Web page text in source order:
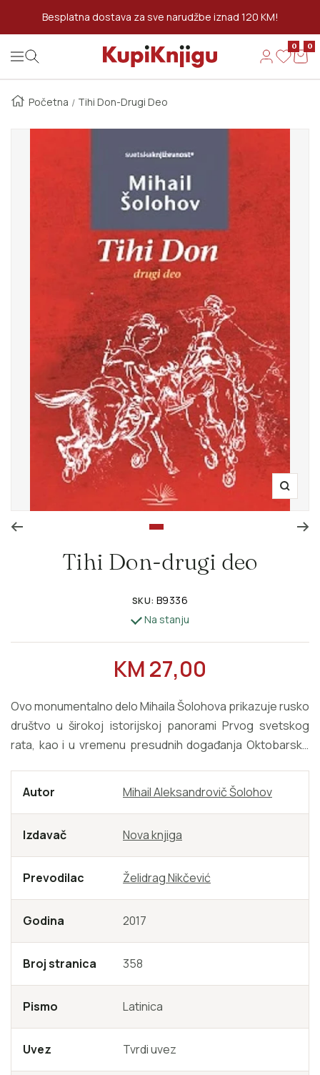
Preskoči Na Sadržaj
Besplatna dostava za sve narudžbe iznad 120 KM!
Navigation Kupi Knjigu 0 0
Početna Tihi Don-Drugi Deo
Zoom
Tihi Don-drugi deo
SKU: B9336
Na stanju
REDOVNA CIJENA
KM 27,00
Ovo monumentalno delo Mihaila Šolohova prikazuje rusko
društvo u širokoj istorijskoj panorami Prvog svetskog
rata, kao i u vremenu presudnih događanja Oktobarske
opisi ratnih dejstava praćeni su poetikom muško-
ženskog odnosa, socijalnim akcentima i psihološkom
neprekidno izmiče pokušajima jednostranih klasifikacija i
evaluacija. Šolohov je za ovaj roman 1965. godine
nagrađen i Nobelovom nagradom
Autor Mihail Aleksandrovič Šolohov
Izdavač Nova knjiga
Prevodilac Želidrag Nikčević
Godina 2017
Broj stranica 358
Pismo Latinica
Uvez Tvrdi uvez